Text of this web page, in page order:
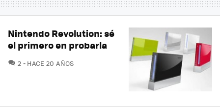
Nintendo Revolution: sé
el primero en probarla
2 COMENTARIOS
HACE 20 AÑOS